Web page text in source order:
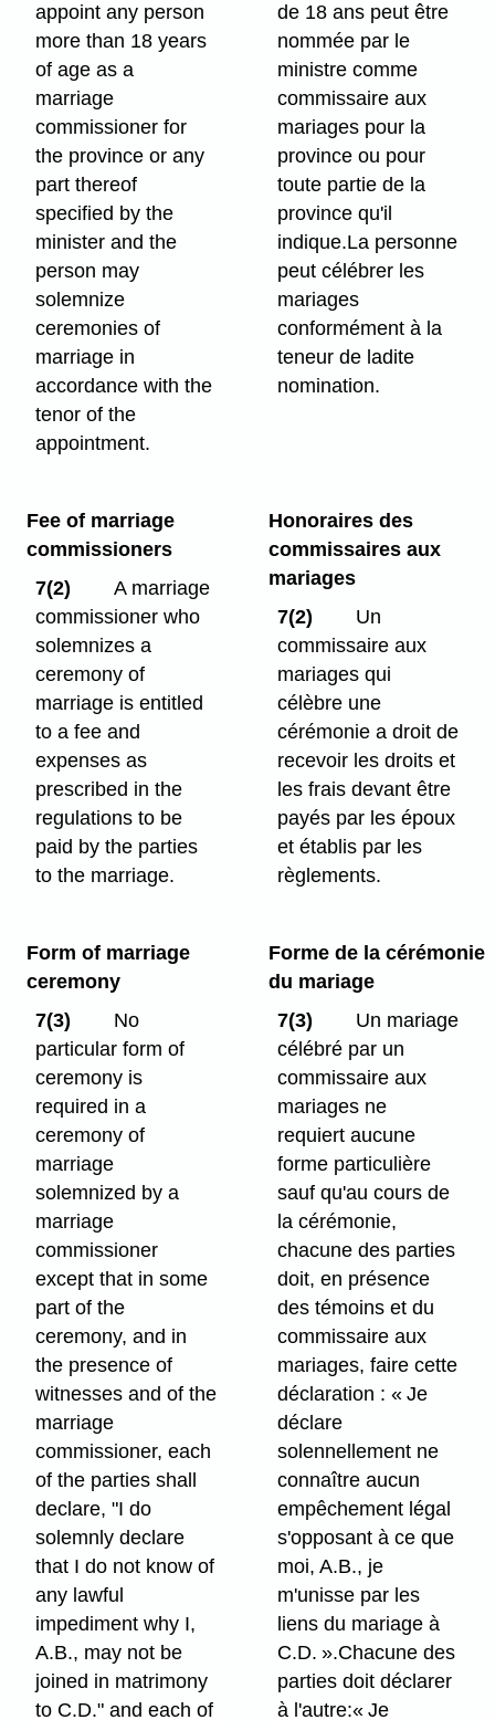
appoint any person
more than 18 years
of age as a
marriage
commissioner for
the province or any
part thereof
specified by the
minister and the
person may
solemnize
ceremonies of
marriage in
accordance with the
tenor of the
appointment.
de 18 ans peut être
nommée par le
ministre comme
commissaire aux
mariages pour la
province ou pour
toute partie de la
province qu'il
indique.La personne
peut célébrer les
mariages
conformément à la
teneur de ladite
nomination.
Fee of marriage
commissioners
7(2)
A marriage
commissioner who
solemnizes a
ceremony of
marriage is entitled
to a fee and
expenses as
prescribed in the
regulations to be
paid by the parties
to the marriage.
Honoraires des
commissaires aux
mariages
7(2)
Un
commissaire aux
mariages qui
célèbre une
cérémonie a droit de
recevoir les droits et
les frais devant être
payés par les époux
et établis par les
règlements.
Form of marriage
ceremony
7(3)
No
particular form of
ceremony is
required in a
ceremony of
marriage
solemnized by a
marriage
commissioner
except that in some
part of the
ceremony, and in
the presence of
witnesses and of the
marriage
commissioner, each
of the parties shall
declare, "I do
solemnly declare
that I do not know of
any lawful
impediment why I,
A.B., may not be
joined in matrimony
to C.D." and each of
Forme de la cérémonie
du mariage
7(3)
Un mariage
célébré par un
commissaire aux
mariages ne
requiert aucune
forme particulière
sauf qu'au cours de
la cérémonie,
chacune des parties
doit, en présence
des témoins et du
commissaire aux
mariages, faire cette
déclaration : « Je
déclare
solennellement ne
connaître aucun
empêchement légal
s'opposant à ce que
moi, A.B., je
m'unisse par les
liens du mariage à
C.D. ».Chacune des
parties doit déclarer
à l'autre:« Je